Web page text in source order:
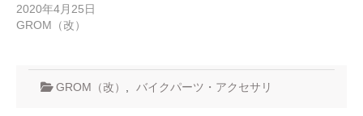
2020年4月25日
GROM（改）
GROM（改） バイクパーツ・アクセサリ